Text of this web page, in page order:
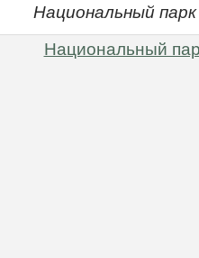
Национальный